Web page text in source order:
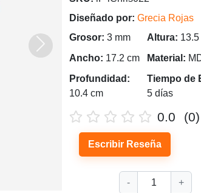
Siguiente
Diseñado por: Grecia Rojas
Grosor: 3 mm
Ancho: 17.2 cm
Profundidad:
10.4 cm
Altura: 13.5
Material:
Tiempo de
5 días
0.0 (0)
Escribir Reseña
- 1 +